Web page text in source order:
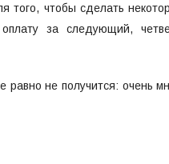
того, чтобы сделать
за следующий,
равно не получится: очень